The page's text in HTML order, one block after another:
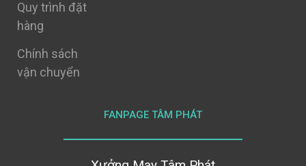
Quy trình đặt
hàng
Chính sách
vận chuyển
FANPAGE TÂM PHÁT